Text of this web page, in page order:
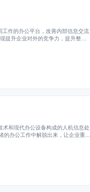
作的办公平台，改善内部信息交流
升企业对外的竞争力，提升整体
和决策提供科学的依据。
和现代办公设备构成的人机信息处
办公工作中解脱出来，让企业重新
，但是用起来很好用。如果想要